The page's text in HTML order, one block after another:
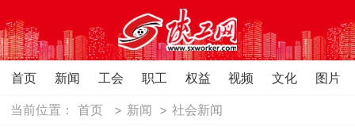
首页 新闻 工会 职工 权益 视频 文化
图片
当前位置：首页 > 新闻 >社会新闻